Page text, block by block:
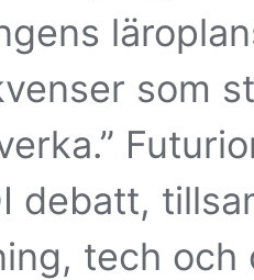
som
debatt,
tech och